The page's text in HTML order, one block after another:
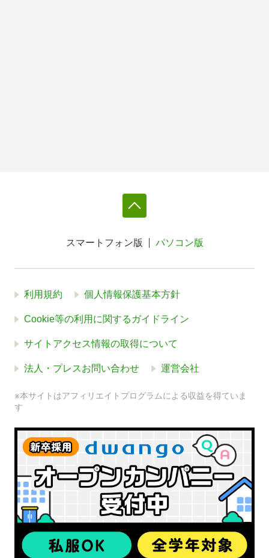
スマートフォン版 パソコン版
利用規約 個人情報保護基本方針
Cookie等の利用に関するガイドライン
サイトアクセス情報の取得について
法人・プレスお問い合わせ 運営会社
※本サイトはアフィリエイトプログラムによる収益を得ていま
す